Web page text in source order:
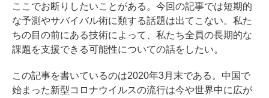
ここでお断りしたいことがある。今回の記事では短期的
な予測やサバイバル術に類する話題は出てこない。私た
ちの目の前にある技術によって、私たち全員の長期的な
課題を支援できる可能性についての話をしたい。
この記事を書いているのは2020年3月末である。中国で
始まった新型コロナウイルスの流行は今や世界中に広が